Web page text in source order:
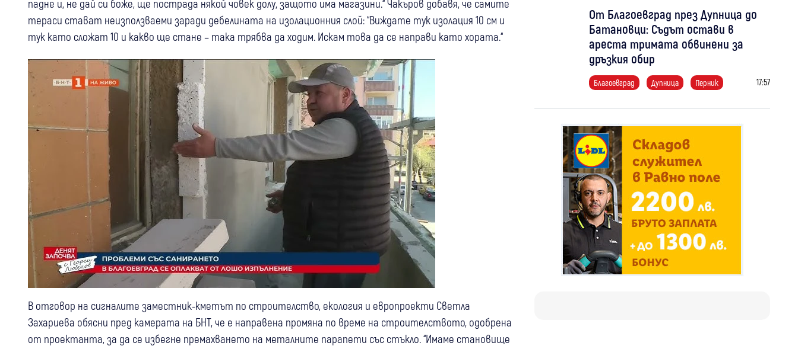
падне и, не дай си боже, ще пострада някой човек долу, защото има магазини.“ Чакъров добавя, че самите
тераси стават неизползваеми заради дебелината на изолационния слой: “Виждате тук изолация 10 см и
тук като сложат 10 и какво ще стане – така трябва да ходим. Искам това да се направи като хората.“
В отговор на сигналите заместник-кметът по строителство, екология и европроекти Светла
Захариева обясни пред камерата на БНТ, че е направена промяна по време на строителството, одобрена
от проектанта, за да се избегне премахването на металните парапети със стъкло. “Имаме становище
От Благоевград през Дупница до
Батановци: Съдът остави в
ареста тримата обвинени за
дръзкия обир
Благоевград Дупница Перник 17:57